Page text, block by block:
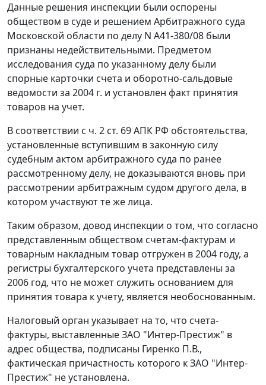
Данные решения инспекции были оспорены
обществом в суде и решением Арбитражного суда
Московской области по делу N А41-380/08 были
признаны недействительными. Предметом
исследования суда по указанному делу были
спорные карточки счета и оборотно-сальдовые
ведомости за 2004 г. и установлен факт принятия
товаров на учет.
В соответствии с ч. 2 ст. 69АПК РФ обстоятельства,
установленные вступившим в законную силу
судебным актом арбитражного суда по ранее
рассмотренному делу, не доказываются вновь при
рассмотрении арбитражным судом другого дела, в
котором участвуют те же лица.
Таким образом, довод инспекции о том, что согласно
представленным обществом счетам-фактурам и
товарным накладным товар отгружен в 2004 году, а
регистры бухгалтерского учета представлены за
2006 год, что не может служить основанием для
принятия товара к учету, является необоснованным.
Налоговый орган указывает на то, что счета-
фактуры, выставленные ЗАО "Интер-Престиж" в
адрес общества, подписаны Гиренко П.В.,
фактическая причастность которого к ЗАО "Интер-
Престиж" не установлена.